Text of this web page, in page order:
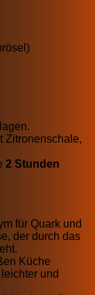
Zitronenschale,
2 Stunden
für Quark und
der durch das
Küche
und